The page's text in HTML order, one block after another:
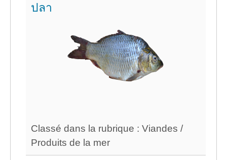
ปลา
Classé dans la rubrique : Viandes /
Produits de la mer